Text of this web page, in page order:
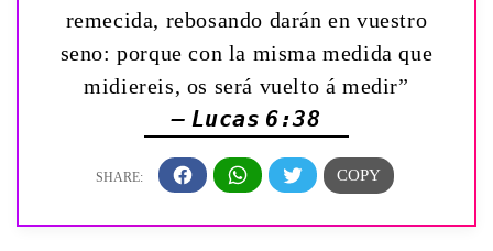
remecida, rebosando darán en vuestro
seno: porque con la misma medida que
midiereis, os será vuelto á medir”
— Lucas 6:38